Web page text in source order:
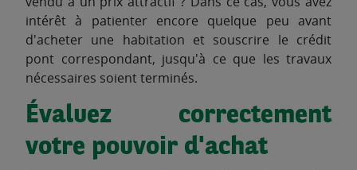
intérêt à patienter encore quelque peu avant
d'acheter une habitation et souscrire le crédit
pont correspondant, jusqu'à ce que les travaux
nécessaires soient terminés.
Évaluez correctement
votre pouvoir d'achat